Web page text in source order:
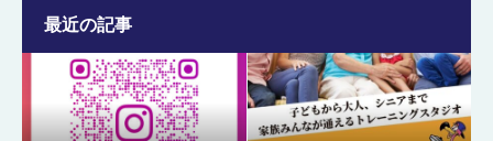
最近の記事